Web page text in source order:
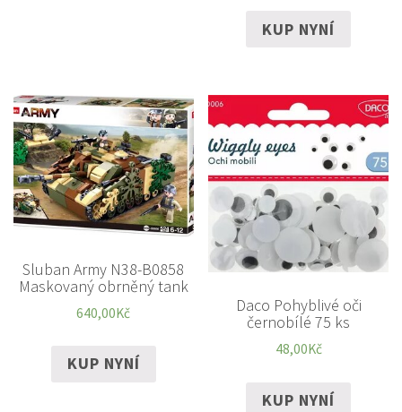
KUP NYNÍ
Sluban Army N38-B0858
Maskovaný obrněný tank
640,00Kč
KUP NYNÍ
Daco Pohyblivé oči
černobílé 75 ks
48,00Kč
KUP NYNÍ